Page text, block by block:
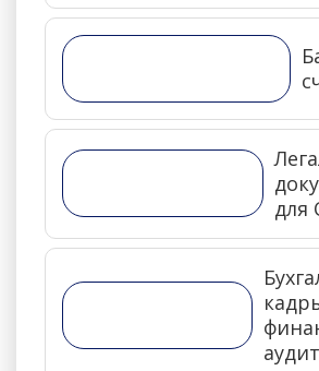
для
аудит